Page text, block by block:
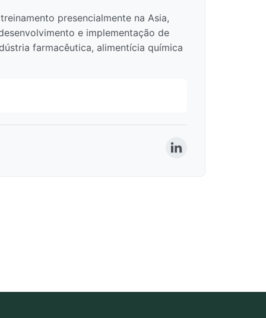
presencialmente na Asia,
e implementação de
farmacêutica, alimentícia química